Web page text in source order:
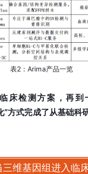
表2：Arima产品一览
床检测方案，再到
方式完成了从基础科
三维基因组进入临